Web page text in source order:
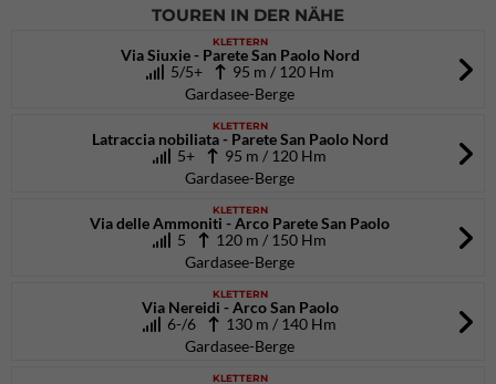
TOUREN IN DER NÄHE
KLETTERN
Via Siuxie - Parete San Paolo Nord
5/5+ 95 m / 120 Hm
Gardasee-Berge
KLETTERN
Latraccia nobiliata - Parete San Paolo Nord
5+
95 m / 120 Hm
Gardasee-Berge
KLETTERN
Via delle Ammoniti - Arco Parete San Paolo
5
120 m / 150 Hm
Gardasee-Berge
KLETTERN
Via Nereidi - Arco San Paolo
6-/6
130 m / 140 Hm
Gardasee-Berge
KLETTERN